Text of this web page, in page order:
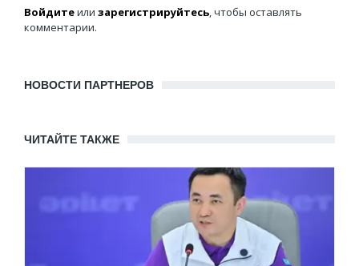
Войдитеили зарегистрируйтесь , чтобы оставлять
комментарии.
НОВОСТИ ПАРТНЕРОВ
ЧИТАЙТЕ ТАКЖЕ